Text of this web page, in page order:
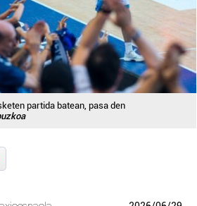
partida batean, pasa den